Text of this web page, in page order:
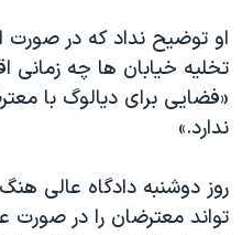
صفحه‌های ویژه
سفر پرزیدنت ترامپ به چین
او توضیح نداد که در صورت
تخلیه خیابان ها چه زمانی
«فضایی برای دیالوگ با
ندارد.»
روز دوشنبه دادگاه عالی
تواند معترضان را در صورت